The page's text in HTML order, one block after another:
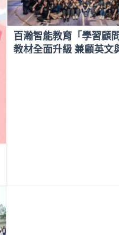
百瀚智能教育「學習顧
教材全面升級 兼顧英文